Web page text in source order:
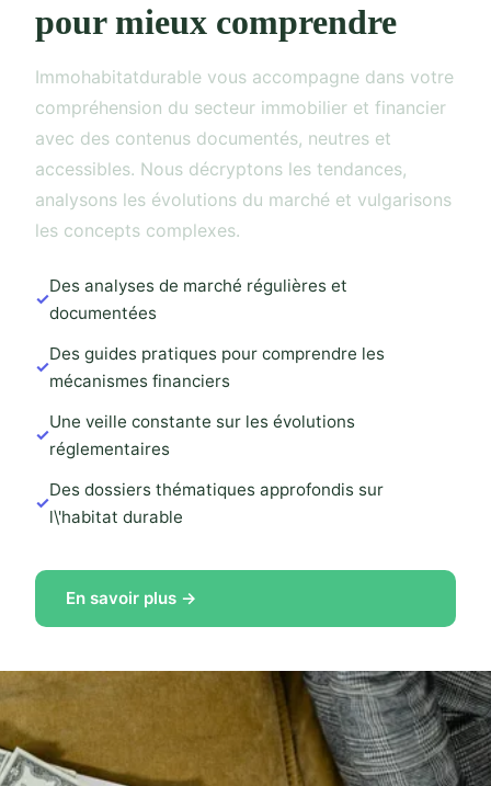
pour mieux comprendre
Immohabitatdurable vous accompagne dans votre
compréhension du secteur immobilier et financier
avec des contenus documentés, neutres et
accessibles. Nous décryptons les tendances,
analysons les évolutions du marché et vulgarisons
les concepts complexes.
Des analyses de marché régulières et
documentées
Des guides pratiques pour comprendre les
mécanismes financiers
Une veille constante sur les évolutions
réglementaires
Des dossiers thématiques approfondis sur
l\'habitat durable
En savoir plus →